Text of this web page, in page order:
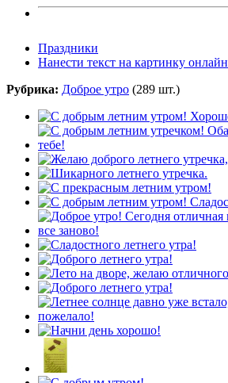
Праздники
Нанести текст на картинку онлайн
Рубрика: Доброе утро (289 шт.)